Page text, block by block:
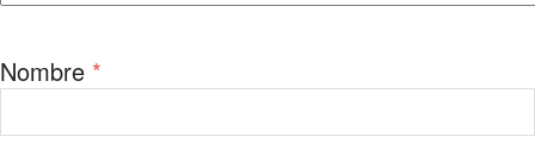
Nombre *